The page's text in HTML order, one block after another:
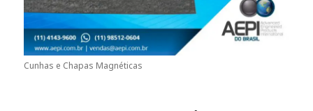
Cunhas e Chapas Magnéticas